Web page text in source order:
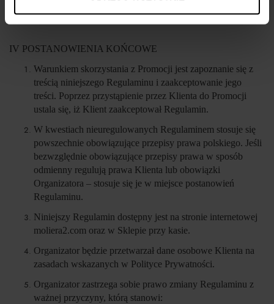
IV POSTANOWIENIA KOŃCOWE
Warunkiem skorzystania z Promocji jest zapoznanie się z
treścią niniejszego Regulaminu i zaakceptowanie jego
treści. Poprzez przystąpienie przez Klienta do Promocji
ustala się, iż Klient zaakceptował Regulamin.
W kwestiach nieuregulowanych Regulaminem stosuje się
powszechnie obowiązujące przepisy prawa polskiego. Jeśli
bezwzględnie obowiązujące przepisy prawa w sposób
odmienny regulują prawa Klienta lub obowiązki
Organizatora – stosuje się je w miejsce postanowień
Regulaminu.
Niniejszy Regulamin dostępny jest na stronie internetowej
moliera2.com oraz w Sklepie przy kasie.
Organizator będzie przetwarzał dane osobowe Klienta na
zasadach wskazanych w Polityce Prywatności.
Organizator zastrzega sobie prawo zmiany Regulaminu z
ważnej przyczyny, którą stanowi: